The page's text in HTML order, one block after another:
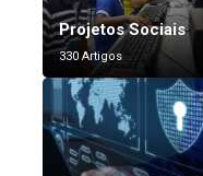
Projetos Sociais
330 Artigos